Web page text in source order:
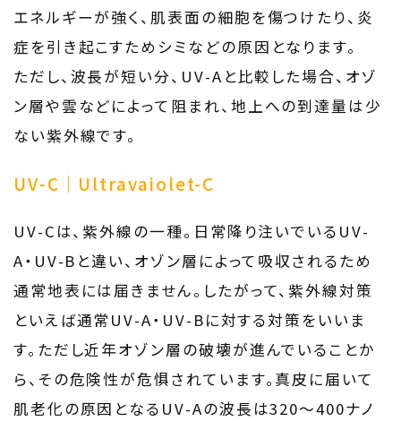
エネルギーが強く、肌表面の細胞を傷つけたり、炎
症を引き起こすためシミなどの原因となります。
ただし、波長が短い分、UV-Aと比較した場合、オゾ
ン層や雲などによって阻まれ、地上への到達量は少
ない紫外線です。
UV-C｜Ultravaiolet-C
UV-Cは、紫外線の一種。日常降り注いでいるUV-
A・UV-Bと違い、オゾン層によって吸収されるため
通常地表には届きません。したがって、紫外線対策
といえば通常UV-A・UV-Bに対する対策をいいま
す。ただし近年オゾン層の破壊が進んでいることか
ら、その危険性が危惧されています。真皮に届いて
肌老化の原因となるUV-Aの波長は320～400ナノ